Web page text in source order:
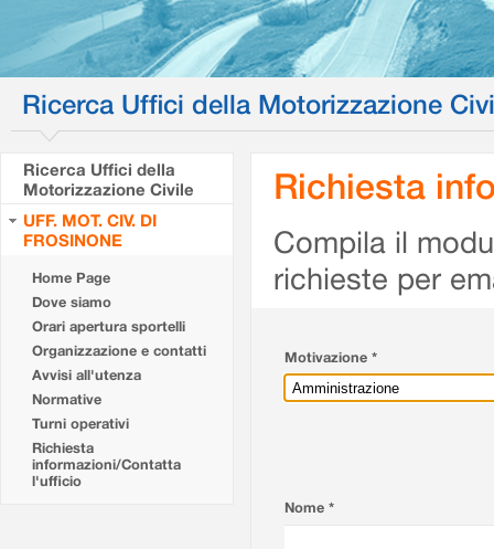
Ricerca Uffici della Motorizzazione
Ricerca Uffici della
Motorizzazione Civile
UFF. MOT. CIV. DI
FROSINONE
Home Page
Dove siamo
Orari apertura sportelli
Organizzazione e contatti
Avvisi all'utenza
Normative
Turni operativi
Richiesta
informazioni/Contatta
l'ufficio
Richiesta
Compila il
richieste per
Motivazione *
Nome *